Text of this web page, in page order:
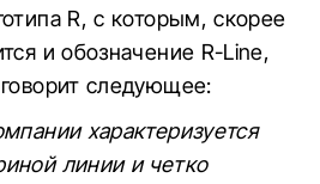
R, с которым, скорее
и обозначение R-Line,
следующее:
характеризуется
линии и четко